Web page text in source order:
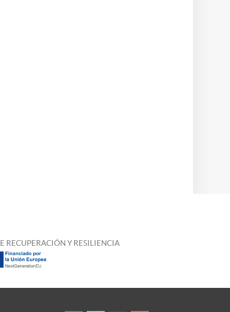
RECUPERACIÓN Y RESILIENCIA